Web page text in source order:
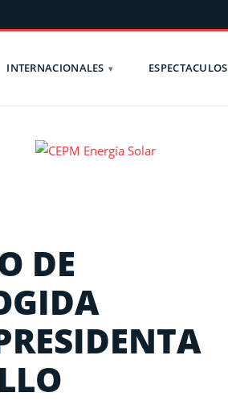
INTERNACIONALES ESPECTACULOS
DE